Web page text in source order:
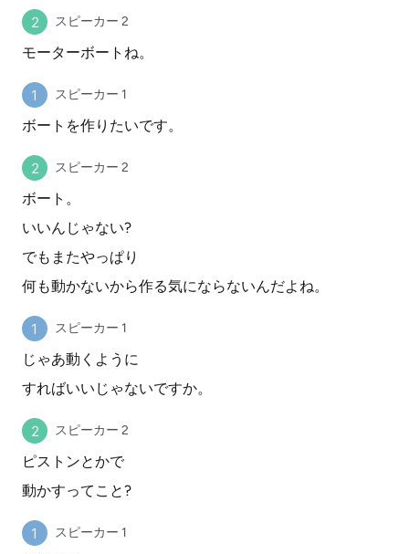
スピーカー 2
モーターボートね。
スピーカー 1
ボートを作りたいです。
スピーカー 2
ボート。
いいんじゃない?
でもまたやっぱり
何も動かないから作る気にならないんだよね。
スピーカー 1
じゃあ動くように
すればいいじゃないですか。
スピーカー 2
ピストンとかで
動かすってこと?
スピーカー 1